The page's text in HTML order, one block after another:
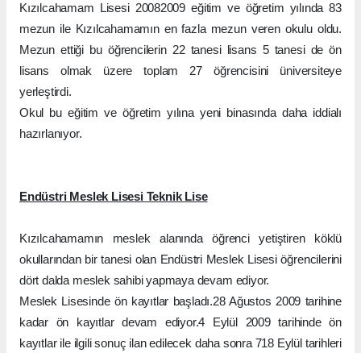
Kızılcahamam Lisesi 20082009 eğitim ve öğretim yılında 83
mezun ile Kızılcahamamın en fazla mezun veren okulu oldu.
Mezun ettiği bu öğrencilerin 22 tanesi lisans 5 tanesi de ön
lisans olmak üzere toplam 27 öğrencisini üniversiteye
yerleştirdi.
Okul bu eğitim ve öğretim yılına yeni binasında daha iddialı
hazırlanıyor.
Endüstri Meslek Lisesi Teknik Lise
Kızılcahamamın meslek alanında öğrenci yetiştiren köklü
okullarından bir tanesi olan Endüstri Meslek Lisesi öğrencilerini
dört dalda meslek sahibi yapmaya devam ediyor.
Meslek Lisesinde ön kayıtlar başladı.28 Ağustos 2009 tarihine
kadar ön kayıtlar devam ediyor.4 Eylül 2009 tarihinde ön
kayıtlar ile ilgili sonuç ilan edilecek daha sonra 718 Eylül tarihleri